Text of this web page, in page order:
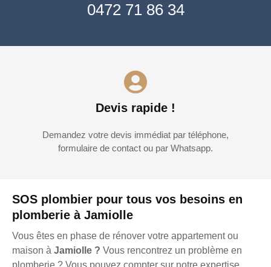
SOS plombier pour tous vos besoins en
plomberie à Jamiolle
Vous êtes en phase de rénover votre appartement ou
maison à Jamiolle ? Vous rencontrez un problème en
0472 71 86 34
Devis rapide !
Demandez votre devis immédiat par téléphone,
formulaire de contact ou par Whatsapp.